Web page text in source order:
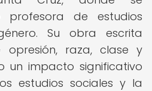
profesora de estudios
Su obra escrita
raza, clase y
un impacto significativo
estudios sociales y la